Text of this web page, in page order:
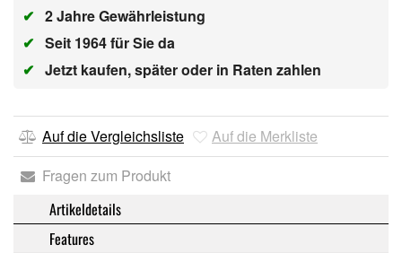
✔ 2 Jahre Gewährleistung
✔ Seit 1964 für Sie da
✔ Jetzt kaufen, später oder in Raten zahlen
Auf die Vergleichsliste
Auf die Merkliste
Fragen zum Produkt
Artikeldetails
Features